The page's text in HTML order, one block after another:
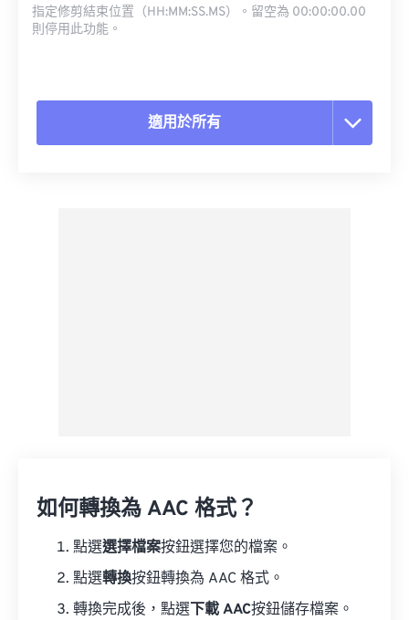
指定修剪結束位置（HH:MM:SS.MS）。留空為 00:00:00.00
則停用此功能。
適用於所有
如何轉換為 AAC 格式？
點選選擇檔案按鈕選擇您的檔案。
點選轉換按鈕轉換為 AAC 格式。
轉換完成後，點選 下載 AAC按鈕儲存檔案。